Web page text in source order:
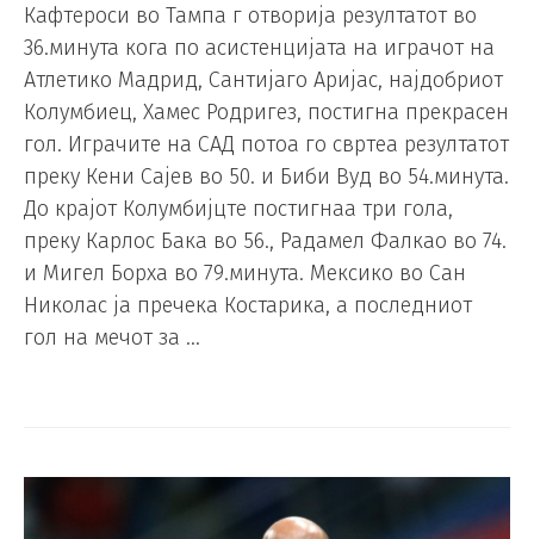
Кафтероси во Тампа г отворија резултатот во
36.минута кога по асистенцијата на играчот на
Атлетико Мадрид, Сантијаго Аријас, најдобриот
Колумбиец, Хамес Родригез, постигна прекрасен
гол. Играчите на САД потоа го свртеа резултатот
преку Кени Сајев во 50. и Биби Вуд во 54.минута.
До крајот Колумбијцте постигнаа три гола,
преку Карлос Бака во 56., Радамел Фалкао во 74.
и Мигел Борха во 79.минута. Мексико во Сан
Николас ја пречека Костарика, а последниот
гол на мечот за …